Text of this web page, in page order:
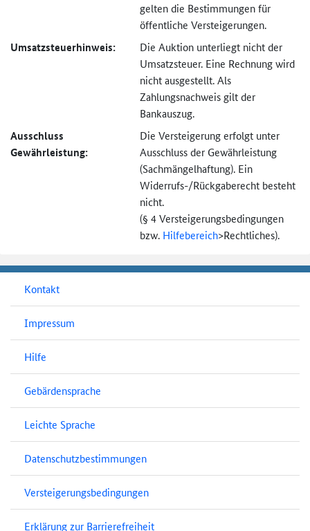
gelten die Bestimmungen für
öffentliche Versteigerungen.
Umsatzsteuer­hinweis:
Die Auktion unterliegt nicht der
Umsatzsteuer. Eine Rechnung wird
nicht ausgestellt. Als
Zahlungsnachweis gilt der
Bankauszug.
Ausschluss
Gewährleistung:
Die Versteigerung erfolgt unter
Ausschluss der Gewährleistung
(Sachmängel­haftung). Ein
Widerrufs-/Rückgaberecht besteht
nicht.
(§ 4 Versteigerungs­bedingungen
bzw. Hilfebereich>Rechtliches).
Kontakt
Impressum
Hilfe
Gebärdensprache
Leichte Sprache
Datenschutzbestimmungen
Versteigerungsbedingungen
Erklärung zur Barrierefreiheit